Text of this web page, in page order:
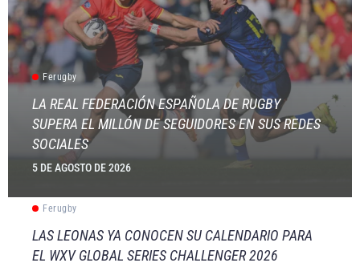
Ferugby
LA REAL FEDERACIÓN ESPAÑOLA DE RUGBY
SUPERA EL MILLÓN DE SEGUIDORES EN SUS REDES
SOCIALES
5 DE AGOSTO DE 2026
Ferugby
LAS LEONAS YA CONOCEN SU CALENDARIO PARA
EL WXV GLOBAL SERIES CHALLENGER 2026